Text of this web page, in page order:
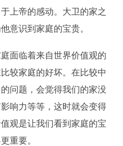
上帝的感动。大卫的家之
意识到家庭的宝贵。
面临着来自世界价值观的
较家庭的好坏。在比较中
问题，会觉得我们的家没
响力等等，这时就会变得
观是让我们看到家庭的宝
重要。